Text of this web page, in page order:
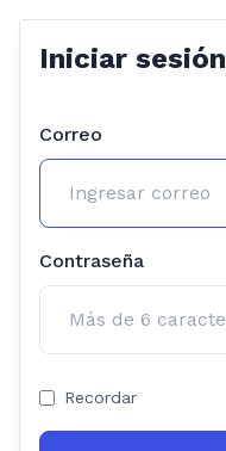
Iniciar sesión
Correo
Contraseña
Recordar